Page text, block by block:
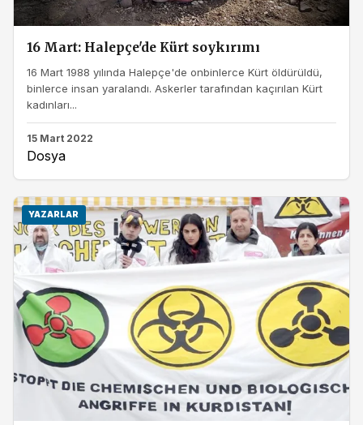
16 Mart: Halepçe'de Kürt soykırımı
16 Mart 1988 yılında Halepçe'de onbinlerce Kürt öldürüldü,
binlerce insan yaralandı. Askerler tarafından kaçırılan Kürt
kadınları...
15 Mart 2022
Dosya
YAZARLAR